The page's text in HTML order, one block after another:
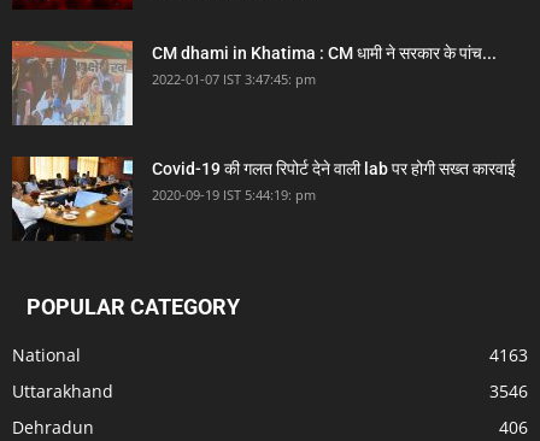
CM dhami in Khatima : CM धामी ने सरकार के पांच...
2022-01-07 IST 3:47:45: pm
Covid-19 की गलत रिपोर्ट देने वाली lab पर होगी सख्त कारवाई
2020-09-19 IST 5:44:19: pm
POPULAR CATEGORY
National
4163
Uttarakhand
3546
Dehradun
406